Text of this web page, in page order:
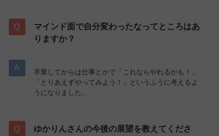
マインド面で自分変わったなってところはあ
りますか？
卒業してからは仕事とかで「これならやれるかも！」
「とりあえずやってみよう！」というふうに考えるよ
うになりました。
ゆかりんさんの今後の展望を教えてくださ